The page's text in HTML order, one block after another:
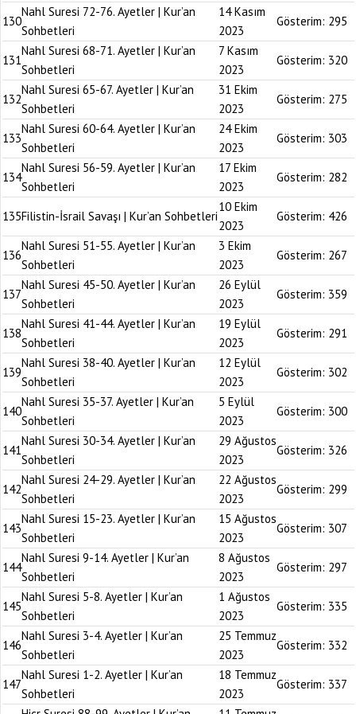
130
Nahl Suresi 72-76. Ayetler | Kur’an
Sohbetleri
14 Kasım
2023
Gösterim: 295
131
Nahl Suresi 68-71. Ayetler | Kur’an
Sohbetleri
7 Kasım
2023
Gösterim: 320
132
Nahl Suresi 65-67. Ayetler | Kur’an
Sohbetleri
31 Ekim
2023
Gösterim: 275
133
Nahl Suresi 60-64. Ayetler | Kur’an
Sohbetleri
24 Ekim
2023
Gösterim: 303
134
Nahl Suresi 56-59. Ayetler | Kur’an
Sohbetleri
17 Ekim
2023
Gösterim: 282
135Filistin-İsrail Savaşı | Kur’an Sohbetleri
10 Ekim
2023
Gösterim: 426
136
Nahl Suresi 51-55. Ayetler | Kur’an
Sohbetleri
3 Ekim
2023
Gösterim: 267
137
Nahl Suresi 45-50. Ayetler | Kur’an
Sohbetleri
26 Eylül
2023
Gösterim: 359
138
Nahl Suresi 41-44. Ayetler | Kur’an
Sohbetleri
19 Eylül
2023
Gösterim: 291
139
Nahl Suresi 38-40. Ayetler | Kur’an
Sohbetleri
12 Eylül
2023
Gösterim: 302
140
Nahl Suresi 35-37. Ayetler | Kur’an
Sohbetleri
5 Eylül
2023
Gösterim: 300
141
Nahl Suresi 30-34. Ayetler | Kur’an
Sohbetleri
29 Ağustos
2023
Gösterim: 326
142
Nahl Suresi 24-29. Ayetler | Kur’an
Sohbetleri
22 Ağustos
2023
Gösterim: 299
143
Nahl Suresi 15-23. Ayetler | Kur’an
Sohbetleri
15 Ağustos
2023
Gösterim: 307
144
Nahl Suresi 9-14. Ayetler | Kur’an
Sohbetleri
8 Ağustos
2023
Gösterim: 297
145
Nahl Suresi 5-8. Ayetler | Kur’an
Sohbetleri
1 Ağustos
2023
Gösterim: 335
146
Nahl Suresi 3-4. Ayetler | Kur’an
Sohbetleri
25 Temmuz
2023
Gösterim: 332
147
Nahl Suresi 1-2. Ayetler | Kur’an
Sohbetleri
18 Temmuz
2023
Gösterim: 337